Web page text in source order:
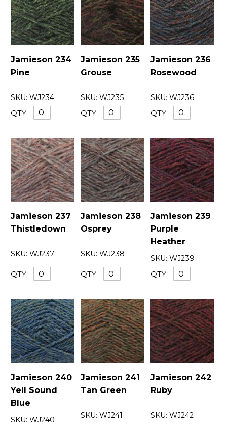
Jamieson 234
Pine
SKU: WJ234
QTY
Jamieson 235
Grouse
SKU: WJ235
QTY
Jamieson 236
Rosewood
SKU: WJ236
QTY
Jamieson 237
Thistledown
SKU: WJ237
QTY
Jamieson 238
Osprey
SKU: WJ238
QTY
Jamieson 239
Purple
Heather
SKU: WJ239
QTY
Jamieson 240
Yell Sound
Blue
SKU: WJ240
Jamieson 241
Tan Green
SKU: WJ241
Jamieson 242
Ruby
SKU: WJ242